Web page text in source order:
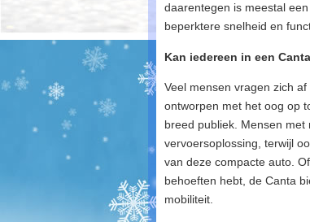
daarentegen is meestal
beperktere snelheid en
Kan iedereen in een
Veel mensen vragen zich
ontworpen met het oog op
breed publiek. Mensen
vervoersoplossing, terwijl
van deze compacte auto.
behoeften hebt, de Canta
mobiliteit.